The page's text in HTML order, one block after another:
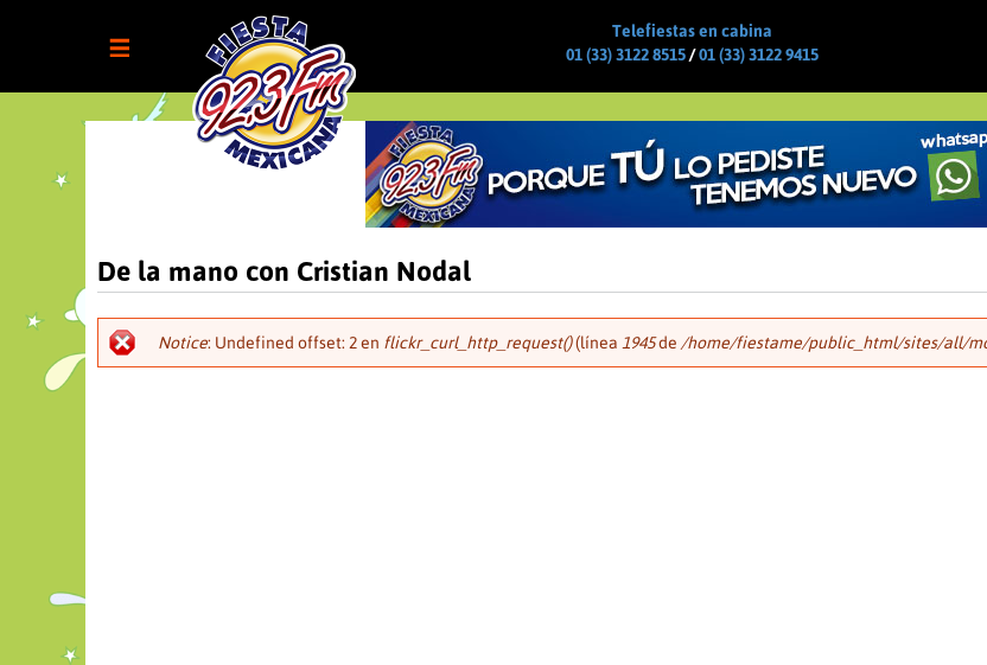
Telefiestas en cabina
01 (33) 3122 8515/01 (33) 3122 9415
De la mano con Cristian Nodal
Notice: Undefined offset: 2 en flickr_curl_http_request()(línea 1945de /home/fiestame/public_html/sites/all/